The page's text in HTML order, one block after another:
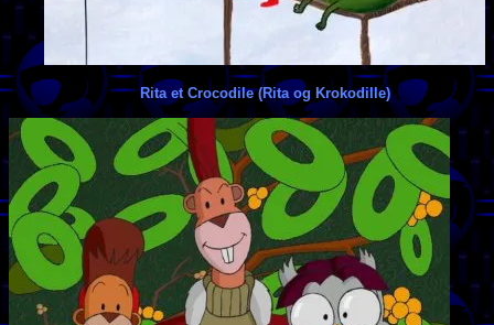
Rita et Crocodile (Rita og Krokodille)